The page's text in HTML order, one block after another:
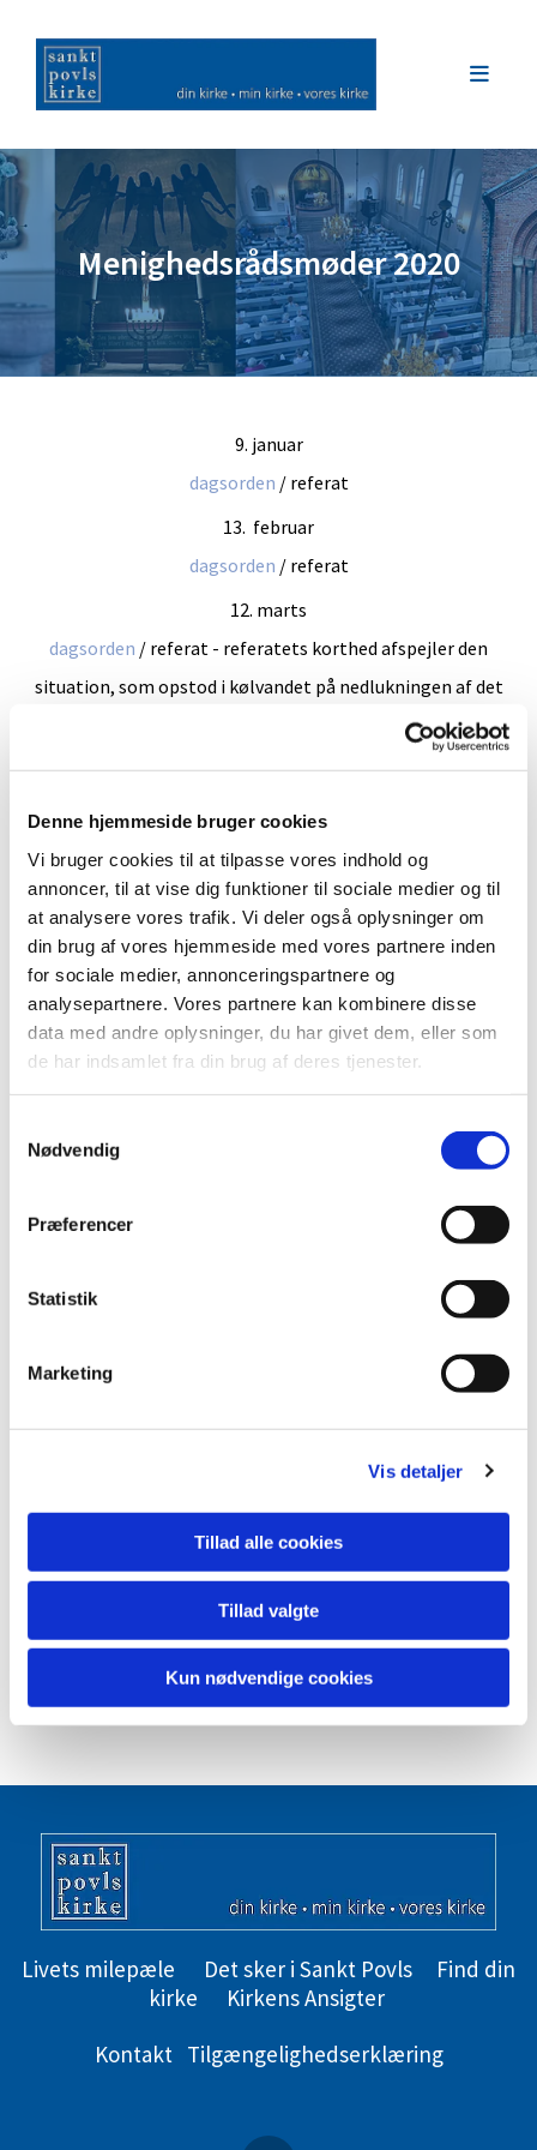
Denne hjemmeside bruger cookies
Vi bruger cookies til at tilpasse vores indhold og
annoncer, til at vise dig funktioner til sociale medier og til
at analysere vores trafik. Vi deler også oplysninger om
din brug af vores hjemmeside med vores partnere inden
for sociale medier, annonceringspartnere og
analysepartnere. Vores partnere kan kombinere disse
data med andre oplysninger, du har givet dem, eller som
de har indsamlet fra din brug af deres tjenester.
Nødvendig
Præferencer
Statistik
Marketing
Vis detaljer
Tillad alle cookies
Tillad valgte
Kun nødvendige cookies
Menighedsrådsmøder 2020
9. januar
dagsorden / referat
13. februar
dagsorden / referat
12. marts
dagsorden / referat - referatets korthed afspejler den
situation, som opstod i kølvandet på nedlukningen af det
16. april AFLYST
14. maj
dagsorden/referat
11. juni
dagsorden/referat
25. juni
samme dagsorden som 11/6 /referat
Juli
12. november
19. november ekstraordinært
dagsorden /referat
19. november - konstituerende møde
dagsorden/referat
December
Livets milepæle Det sker i Sankt Povls
Find din
kirke
Kirkens Ansigter
Kontakt Tilgængelighedserklæring